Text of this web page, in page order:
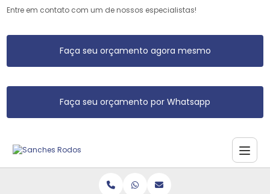
Entre em contato com um de nossos especialistas!
Faça seu orçamento agora mesmo
Faça seu orçamento por Whatsapp